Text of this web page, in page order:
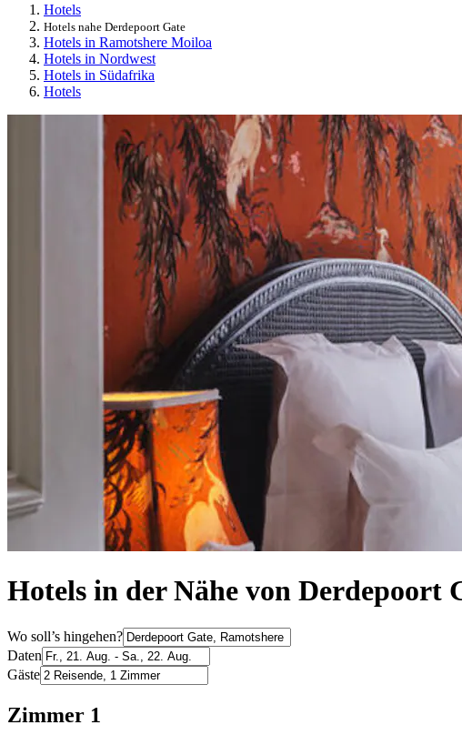
Hotels
Hotels nahe Derdepoort Gate
Hotels in Ramotshere Moiloa
Hotels in Nordwest
Hotels in Südafrika
Hotels
Hotels in der Nähe von Derdepoort
Wo soll’s hingehen?
Daten
Gäste
Zimmer 1